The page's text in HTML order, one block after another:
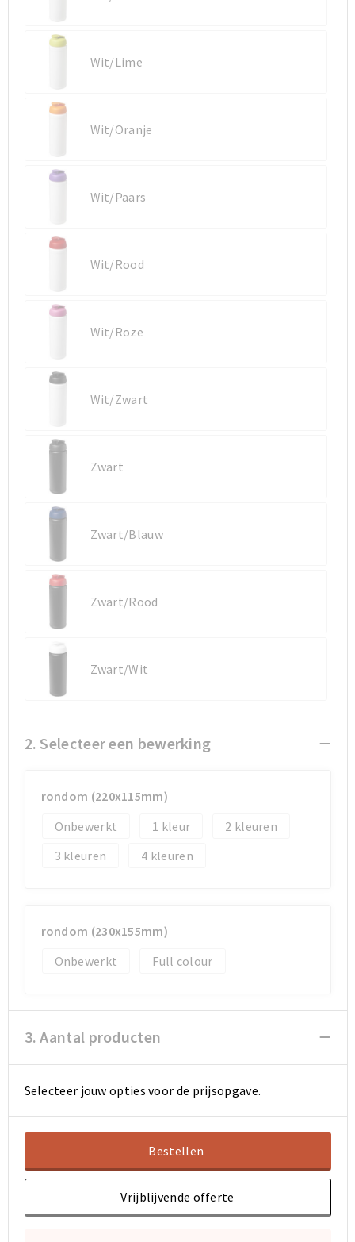
Wit/Lime
Wit/Oranje
Wit/Paars
Wit/Rood
Wit/Roze
Wit/Zwart
Zwart
Zwart/Blauw
Zwart/Rood
Zwart/Wit
2. Selecteer een bewerking
rondom (220x115mm)
Onbewerkt
1
2
3
4
rondom (230x155mm)
Onbewerkt
Full colour
3. Aantal producten
Selecteer jouw opties voor de prijsopgave.
Bestellen
Vrijblijvende offerte